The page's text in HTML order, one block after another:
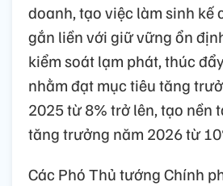
doanh, tạo việc làm sinh kế
gắn liền với giữ vững ổn
kiểm soát lạm phát, thúc
nhằm đạt mục tiêu tăng
2025 từ 8% trở lên, tạo nền
tăng trưởng năm 2026 từ
Các Phó Thủ tướng Chính